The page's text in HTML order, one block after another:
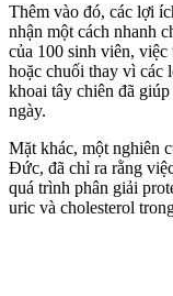
Thêm vào đó, các lợi
nhận một cách nhanh
của 100 sinh viên,
hoặc chuối thay vì các
khoai tây chiên đã
ngày.
Mặt khác, một nghiên
Đức, đã chỉ ra rằng
quá trình phân giải
uric và cholesterol